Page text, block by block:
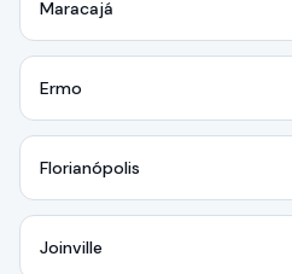
Maracajá
Ermo
Florianópolis
Joinville